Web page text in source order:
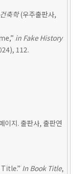
축학(우주출판사,
in Fake History
112.
이지. 출판사, 출판연
In Book Title,